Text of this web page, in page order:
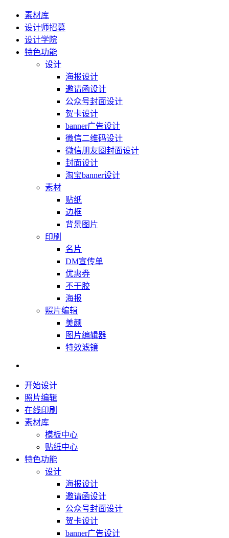
素材库
设计师招募
设计学院
特色功能
设计
海报设计
邀请函设计
公众号封面设计
贺卡设计
banner广告设计
微信二维码设计
微信朋友圈封面设计
封面设计
淘宝banner设计
素材
贴纸
边框
背景图片
印刷
名片
DM宣传单
优惠券
不干胶
海报
照片编辑
美颜
图片编辑器
特效滤镜
开始设计
照片编辑
在线印刷
素材库
模板中心
贴纸中心
特色功能
设计
海报设计
邀请函设计
公众号封面设计
贺卡设计
banner广告设计